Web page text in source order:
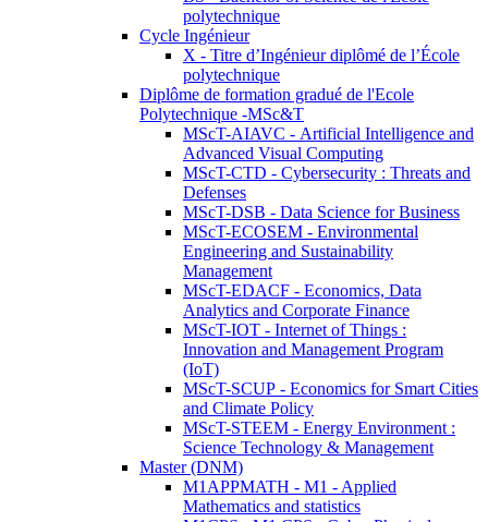
polytechnique
Cycle Ingénieur
X - Titre d’Ingénieur diplômé de l’École
polytechnique
Diplôme de formation gradué de l'Ecole
Polytechnique -MSc&T
MScT-AIAVC - Artificial Intelligence and
Advanced Visual Computing
MScT-CTD - Cybersecurity : Threats and
Defenses
MScT-DSB - Data Science for Business
MScT-ECOSEM - Environmental
Engineering and Sustainability
Management
MScT-EDACF - Economics, Data
Analytics and Corporate Finance
MScT-IOT - Internet of Things :
Innovation and Management Program
(IoT)
MScT-SCUP - Economics for Smart Cities
and Climate Policy
MScT-STEEM - Energy Environment :
Science Technology & Management
Master (DNM)
M1APPMATH - M1 - Applied
Mathematics and statistics